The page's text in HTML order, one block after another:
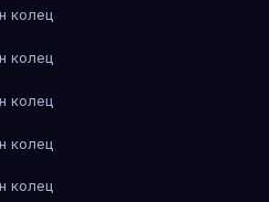
колец
колец
колец
колец
колец